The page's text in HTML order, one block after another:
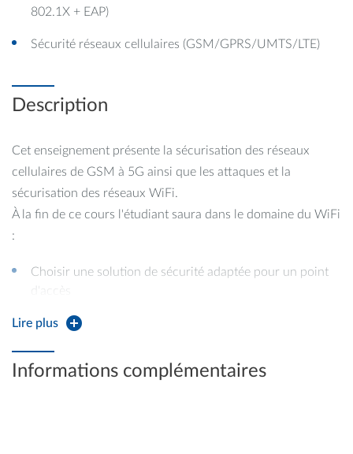
802.1X + EAP)
Sécurité réseaux cellulaires (GSM/GPRS/UMTS/LTE)
Description
Cet enseignement présente la sécurisation des réseaux
cellulaires de GSM à 5G ainsi que les attaques et la
sécurisation des réseaux WiFi.
À la fin de ce cours l'étudiant saura dans le domaine du WiFi
:
Choisir une solution de sécurité adaptée pour un point
d'accès
Comprendre et choisir les multiples options disponibles
Mettre en avant les apports en sécurité et limites de la
Lire plus
Informations complémentaires